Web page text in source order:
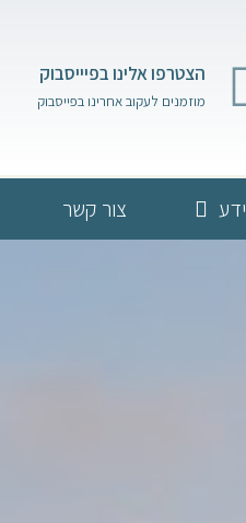
הצטרפו אלינו בפיייסבוק
מוזמנים לעקוב אחרינו בפייסבוק
צור קשר